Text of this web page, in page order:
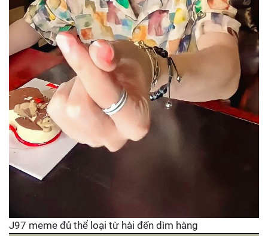
J97 meme đủ thể loại từ hài đến dìm hàng